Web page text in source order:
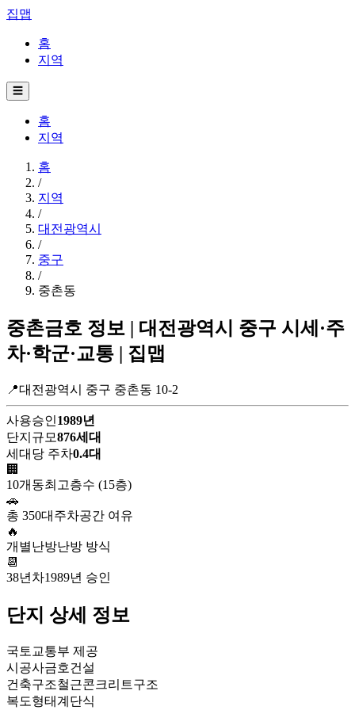
집맵
홈
지역
☰
홈
지역
홈
/
지역
/
대전광역시
/
중구
/
중촌동
중촌금호 정보 | 대전광역시 중구 시세·주
차·학군·교통 | 집맵
📍대전광역시 중구 중촌동 10-2
사용승인1989년
단지규모876세대
세대당 주차0.4대
🏢
10개동최고층수 (15층)
🚗
총 350대 주차공간 여유
🔥
개별난방난방 방식
📆
38년차1989년 승인
단지 상세 정보
국토교통부 제공
시공사금호건설
건축구조철근콘크리트구조
복도형태계단식